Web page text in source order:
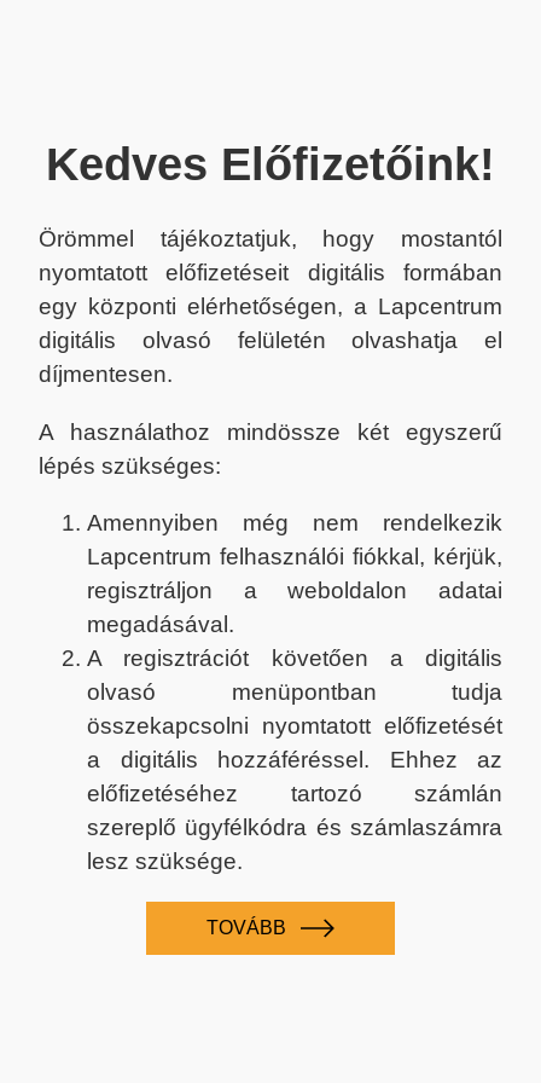
Kedves Előfizetőink!
Örömmel tájékoztatjuk, hogy mostantól
nyomtatott előfizetéseit digitális formában
egy központi elérhetőségen, a Lapcentrum
digitális olvasó felületén olvashatja el
díjmentesen.
A használathoz mindössze két egyszerű
lépés szükséges:
Amennyiben még nem rendelkezik
Lapcentrum felhasználói fiókkal, kérjük,
regisztráljon a weboldalon adatai
megadásával.
A regisztrációt követően a digitális
olvasó menüpontban tudja
összekapcsolni nyomtatott előfizetését
a digitális hozzáféréssel. Ehhez az
előfizetéséhez tartozó számlán
szereplő ügyfélkódra és számlaszámra
lesz szüksége.
TOVÁBB